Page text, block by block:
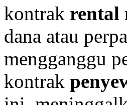
kontrak rental
dana atau
mengganggu
kontrak